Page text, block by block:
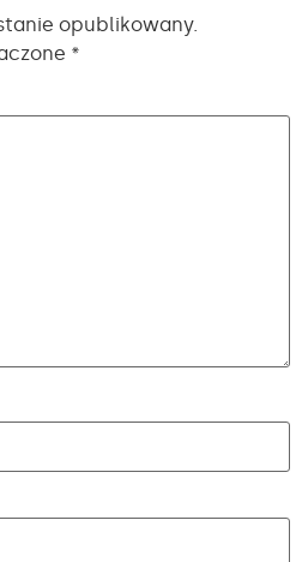
opublikowany.
*